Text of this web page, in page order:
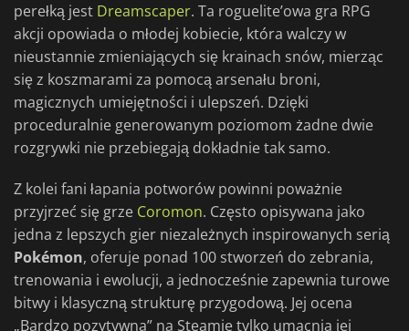
perełką jest Dreamscaper. Ta roguelite’owa gra RPG
akcji opowiada o młodej kobiecie, która walczy w
nieustannie zmieniających się krainach snów, mierząc
się z koszmarami za pomocą arsenału broni,
magicznych umiejętności i ulepszeń. Dzięki
proceduralnie generowanym poziomom żadne dwie
rozgrywki nie przebiegają dokładnie tak samo.
Z kolei fani łapania potworów powinni poważnie
przyjrzeć się grze Coromon. Często opisywana jako
jedna z lepszych gier niezależnych inspirowanych serią
Pokémon, oferuje ponad 100 stworzeń do zebrania,
trenowania i ewolucji, a jednocześnie zapewnia turowe
bitwy i klasyczną strukturę przygodową. Jej ocena
„Bardzo pozytywna” na Steamie tylko umacnia jej